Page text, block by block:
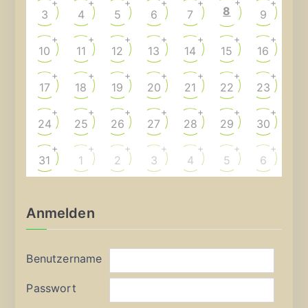
3
+
4
+
5
+
6
+
7
+
8 9
+
10
+
11
+
12
+
13
+
14
+
15
+
16
+
17
+
18
+
19
+
20
+
21
+
22
+
23
+
24
+
25
+
26
+
27
+
28
+
29
+
30
+
31
+
1
+
2
+
3
+
4
+
5
+
6
+
Anmelden
Benutzername
Passwort